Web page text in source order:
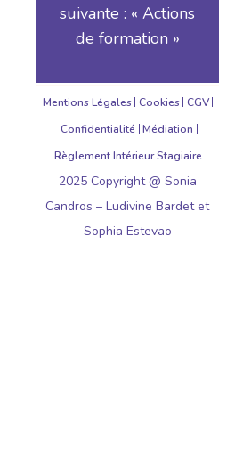
suivante : « Actions
de formation »
Mentions Légales Cookies CGV
Confidentialité Médiation
Règlement Intérieur Stagiaire
2025 Copyright @ Sonia
Candros – Ludivine Bardet et
Sophia Estevao